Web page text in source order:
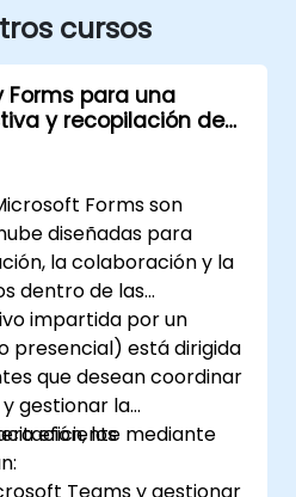
cursos
Forms para una
y recopilación de
Forms son
diseñadas para
la colaboración y la
dentro de las
impartida por un
presencial) está dirigida
que desean coordinar
gestionar la
eficiente mediante
los
Teams y gestionar